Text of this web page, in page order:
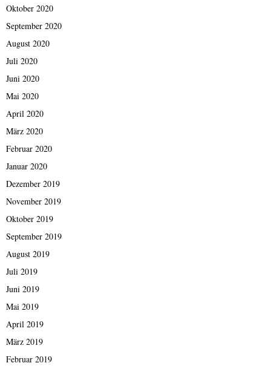
Oktober 2020
September 2020
August 2020
Juli 2020
Juni 2020
Mai 2020
April 2020
März 2020
Februar 2020
Januar 2020
Dezember 2019
November 2019
Oktober 2019
September 2019
August 2019
Juli 2019
Juni 2019
Mai 2019
April 2019
März 2019
Februar 2019